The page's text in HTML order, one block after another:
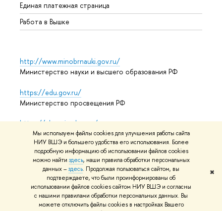
Мы используем файлы cookies для улучшения работы сайта
НИУ ВШЭ и большего удобства его использования. Более
подробную информацию об использовании файлов cookies
можно найти здесь, наши правила обработки персональных
данных –здесь. Продолжая пользоваться сайтом, вы
подтверждаете, что были проинформированы об
использовании файлов cookies сайтом НИУ ВШЭ и согласны
с нашими правилами обработки персональных данных. Вы
можете отключить файлы cookies в настройках Вашего
✖
Единая платежная страница
Работа в Вышке
http://www.minobrnauki.gov.ru/
Министерство науки и высшего образования РФ
https://edu.gov.ru/
Министерство просвещения РФ
https://elearning.hse.ru/mooc
Массовые открытые онлайн-курсы
© НИУ ВШЭ 1993–2026 Адреса и контактыУсловия
использования материаловПолитика конфиденциальности
Карта сайта
Редактору